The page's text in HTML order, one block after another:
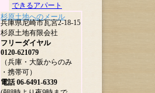
できるアパート
杉原土地へのメール
兵庫県尼崎市瓦宮2-18-15
杉原土地有限会社
フリーダイヤル
0120-621079
（兵庫・大阪からのみ
・携帯可）
電話 06-6491-6339